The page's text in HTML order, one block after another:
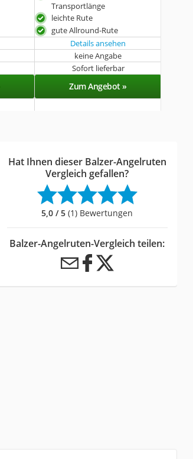
Transportlänge
leichte Rute
gute Allround-Rute
Details ansehen
keine Angabe
Sofort lieferbar
Zum Angebot »
Hat Ihnen dieser Balzer-Angelruten
Vergleich gefallen?
5,0 / 5 (1) Bewertungen
Balzer-Angelruten-Vergleich teilen: